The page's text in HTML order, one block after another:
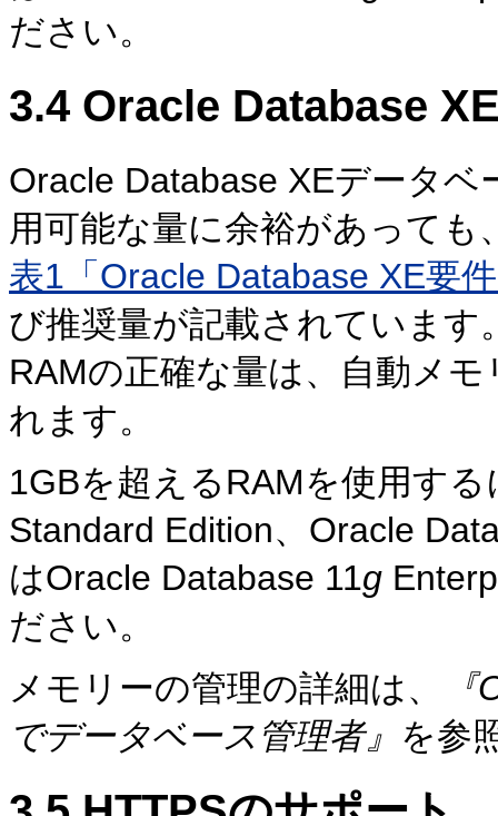
ださい。
3.4 Oracle Database
Oracle Database XEデータ
用可能な量に余裕があって
表1「Oracle Database XE要
び推奨量が記載されています
RAMの正確な量は、自動メ
れます。
1GBを超えるRAMを使用す
Standard Edition、Oracle
はOracle Database 11g
ださい。
メモリーの管理の詳細は、
でデータベース管理者』 を参